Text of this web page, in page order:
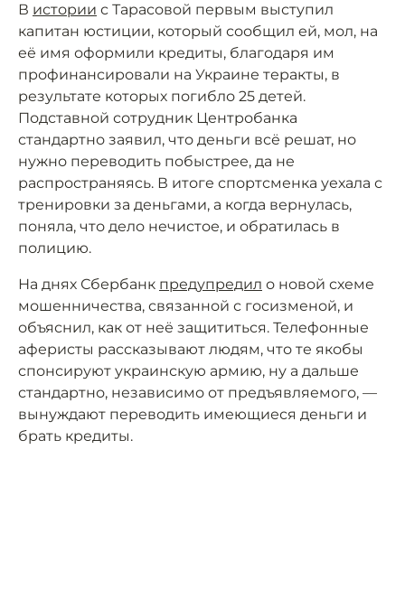
В истории с Тарасовой первым выступил
капитан юстиции, который сообщил ей, мол, на
её имя оформили кредиты, благодаря им
профинансировали на Украине теракты, в
результате которых погибло 25 детей.
Подставной сотрудник Центробанка
стандартно заявил, что деньги всё решат, но
нужно переводить побыстрее, да не
распространяясь. В итоге спортсменка уехала с
тренировки за деньгами, а когда вернулась,
поняла, что дело нечистое, и обратилась в
полицию.
На днях Сбербанк предупредил о новой схеме
мошенничества, связанной с госизменой, и
объяснил, как от неё защититься. Телефонные
аферисты рассказывают людям, что те якобы
спонсируют украинскую армию, ну а дальше
стандартно, независимо от предъявляемого, —
вынуждают переводить имеющиеся деньги и
брать кредиты.